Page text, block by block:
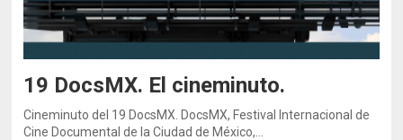
19 DocsMX. El cineminuto.
Cineminuto del 19 DocsMX. DocsMX, Festival Internacional de
Cine Documental de la Ciudad de México,…